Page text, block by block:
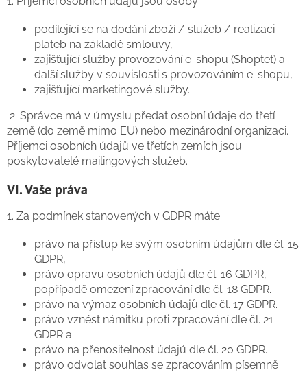
podílející se na dodání zboží / služeb / realizaci
plateb na základě smlouvy,
zajišťující služby provozování e-shopu (Shoptet) a
další služby v souvislosti s provozováním e-shopu,
zajišťující marketingové služby.
2. Správce má v úmyslu předat osobní údaje do třetí
země (do země mimo EU) nebo mezinárodní organizaci.
Příjemci osobních údajů ve třetích zemích jsou
poskytovatelé mailingových služeb.
VI. Vaše práva
1. Za podmínek stanovených v GDPR máte
právo na přístup ke svým osobním údajům dle čl. 15
GDPR,
právo opravu osobních údajů dle čl. 16 GDPR,
popřípadě omezení zpracování dle čl. 18 GDPR.
právo na výmaz osobních údajů dle čl. 17 GDPR.
právo vznést námitku proti zpracování dle čl. 21
GDPR a
právo na přenositelnost údajů dle čl. 20 GDPR.
právo odvolat souhlas se zpracováním písemně